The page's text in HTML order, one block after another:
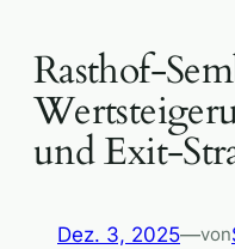
Rasthof-
und Exit-
Dez. 3, 2025—von